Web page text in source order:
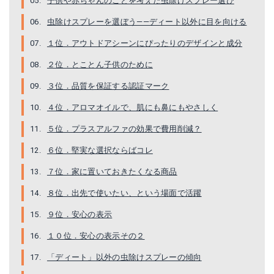
虫除けスプレーを選ぼう――ディート以外に目を向ける
１位．アウトドアシーンにぴったりのデザインと成分
２位．とことん子供のために
３位．品質を保証する認証マーク
４位．アロマオイルで、肌にも鼻にもやさしく
５位．プラスアルファの効果で費用削減？
６位．堅実な選択ならばコレ
７位．家に置いておきたくなる商品
８位．出先で使いたい、という場面で活躍
９位．安心の表示
１０位．安心の表示その２
「ディート」以外の虫除けスプレーの傾向
Amazonで詳細を見る
楽天で詳細を見る
Amazonで詳細を見る
楽天で詳細を見る
Amazonで詳細を見る
楽天で詳細を見る 楽天で詳細を見る